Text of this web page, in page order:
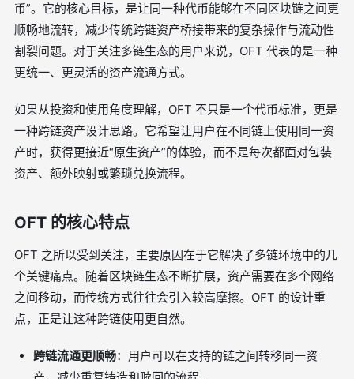
币”。它的核心目标，是让同一种代币能够在不同区块链之间更
顺畅地流转，减少传统跨链资产桥接带来的复杂操作与流动性
割裂问题。对于关注多链生态的用户来说，OFT 代表的是一种
更统一、更灵活的资产流通方式。
如果从投资和使用角度理解，OFT 不只是一个代币标准，更是
一种跨链资产设计思路。它希望让用户在不同链上使用同一资
产时，获得更接近“原生资产”的体验，而不是每次都面对包装
资产、额外映射或繁琐兑换流程。
OFT 的核心特点
OFT 之所以受到关注，主要原因在于它解决了多链环境中的几
个关键痛点。随着区块链生态不断扩展，资产需要在多个网络
之间移动，而传统方式往往会引入较高摩擦。OFT 的设计重
点，正是让这种跨链使用更自然。
跨链流通更顺畅：用户可以在支持的链之间转移同一资